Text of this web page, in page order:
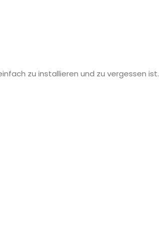
zu installieren und zu vergessen ist.